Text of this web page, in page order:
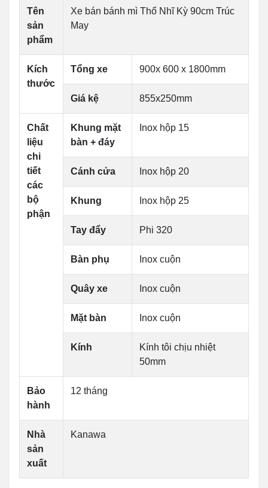
Tên
sản
phẩm
Xe bán bánh mì Thổ Nhĩ Kỳ 90cm Trúc
May
Kích
thước
Tổng xe 900x 600 x 1800mm
Giá kệ 855x250mm
Chất
liệu
chi
tiết
các
bộ
phận
Khung mặt
bàn + đáy
Inox hộp 15
Cánh cửa Inox hộp 20
Khung Inox hộp 25
Tay đẩy Phi 320
Bàn phụ Inox cuộn
Quây xe Inox cuộn
Mặt bàn Inox cuộn
Kính
Kính tôi chịu nhiệt
50mm
Bảo
hành
12 tháng
Nhà
sản
xuất
Kanawa